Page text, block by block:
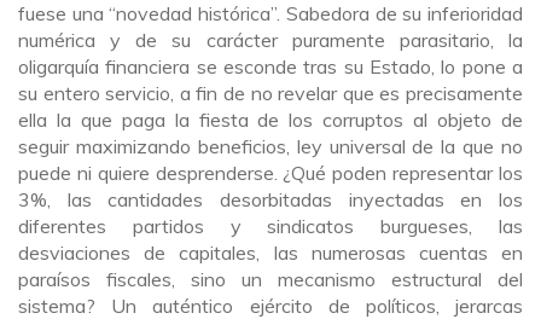
fuese una “novedad histórica”. Sabedora de su inferioridad
numérica y de su carácter puramente parasitario, la
oligarquía financiera se esconde tras su Estado, lo pone a
su entero servicio, a fin de no revelar que es precisamente
ella la que paga la fiesta de los corruptos al objeto de
seguir maximizando beneficios, ley universal de la que no
puede ni quiere desprenderse. ¿Qué poden representar los
3%, las cantidades desorbitadas inyectadas en los
diferentes partidos y sindicatos burgueses, las
desviaciones de capitales, las numerosas cuentas en
paraísos fiscales, sino un mecanismo estructural del
sistema? Un auténtico ejército de políticos, jerarcas